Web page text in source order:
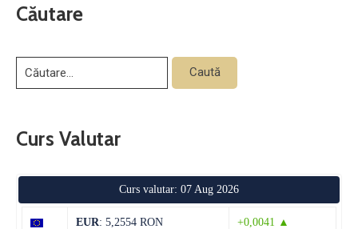
Căutare
Curs Valutar
Curs valutar: 07 Aug 2026
EUR: 5,2554 RON +0,0041 ▲